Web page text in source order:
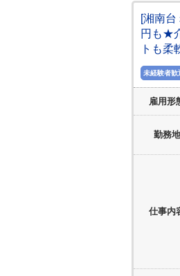
[湘南
円も★
トも柔
未経験者歓
雇用形
勤務地
仕事内